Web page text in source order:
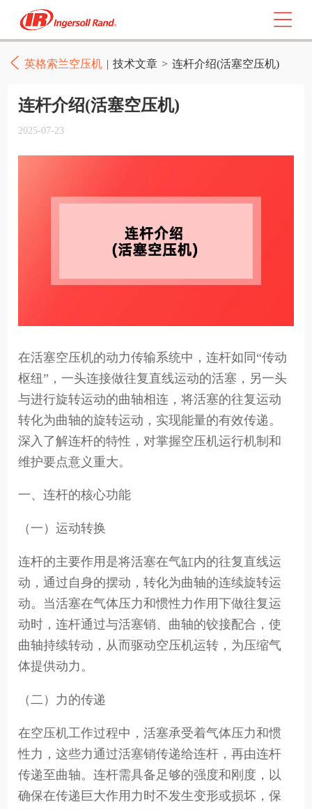
英格索兰空压机 | 技术文章 > 连杆介绍(活塞空压机)
连杆介绍(活塞空压机)
2025-07-23
在活塞空压机的动力传输系统中，连杆如同“传动
枢纽”，一头连接做往复直线运动的活塞，另一头
与进行旋转运动的曲轴相连，将活塞的往复运动
转化为曲轴的旋转运动，实现能量的有效传递。
深入了解连杆的特性，对掌握空压机运行机制和
维护要点意义重大。
一、连杆的核心功能
（一）运动转换
连杆的主要作用是将活塞在气缸内的往复直线运
动，通过自身的摆动，转化为曲轴的连续旋转运
动。当活塞在气体压力和惯性力作用下做往复运
动时，连杆通过与活塞销、曲轴的铰接配合，使
曲轴持续转动，从而驱动空压机运转，为压缩气
体提供动力。
（二）力的传递
在空压机工作过程中，活塞承受着气体压力和惯
性力，这些力通过活塞销传递给连杆，再由连杆
传递至曲轴。连杆需具备足够的强度和刚度，以
确保在传递巨大作用力时不发生变形或损坏，保